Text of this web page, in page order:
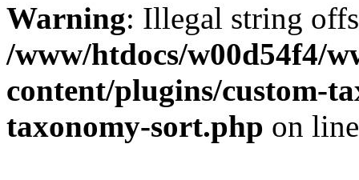
Warning: Illegal string
/www/htdocs/w00d54f4/
content/plugins/custom-
taxonomy-sort.php on